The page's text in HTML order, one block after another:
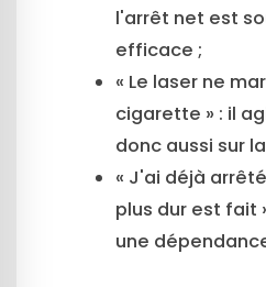
l'arrêt net est
efficace ;
« Le laser ne
cigarette » : il
donc aussi sur
« J'ai déjà
plus dur est fait
une